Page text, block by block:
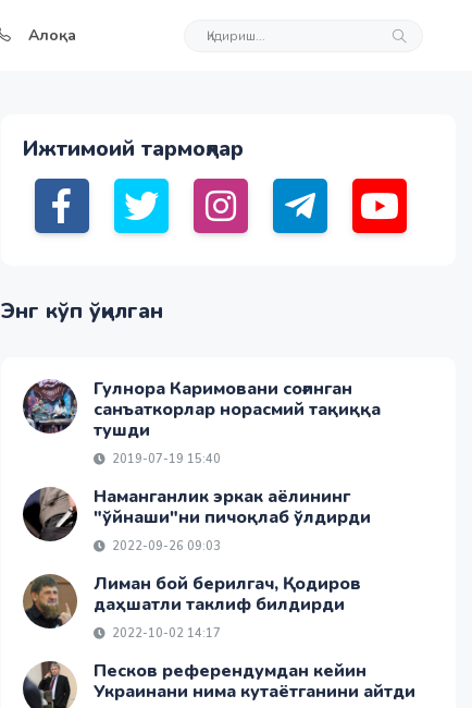
Алоқа
Ижтимоий тармоқлар
Энг кўп ўқилган
Гулнора Каримовани соғинган
санъаткорлар норасмий тақиққа
тушди
2019-07-19 15:40
Наманганлик эркак аёлининг
"ўйнаши"ни пичоқлаб ўлдирди
2022-09-26 09:03
Лиман бой берилгач, Қодиров
даҳшатли таклиф билдирди
2022-10-02 14:17
Песков референдумдан кейин
Украинани нима кутаётганини айтди